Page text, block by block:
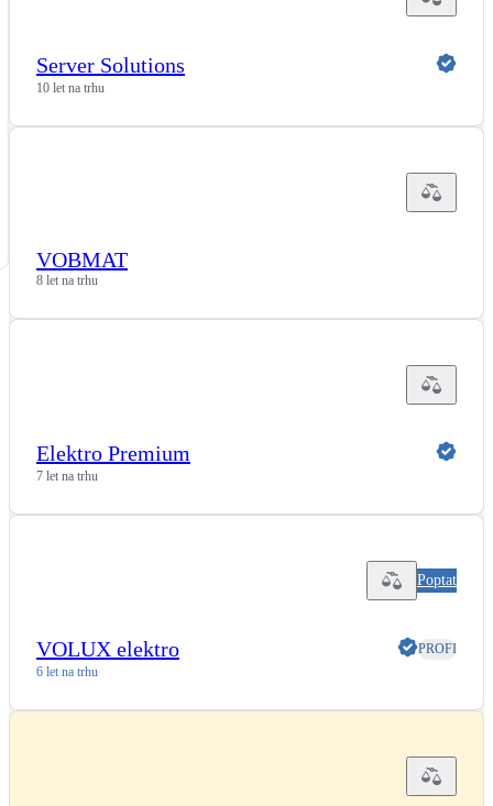
Server Solutions
10 let na trhu
VOBMAT
8 let na trhu
Elektro Premium
7 let na trhu
Poptat
VOLUX elektro
PROFI
6 let na trhu